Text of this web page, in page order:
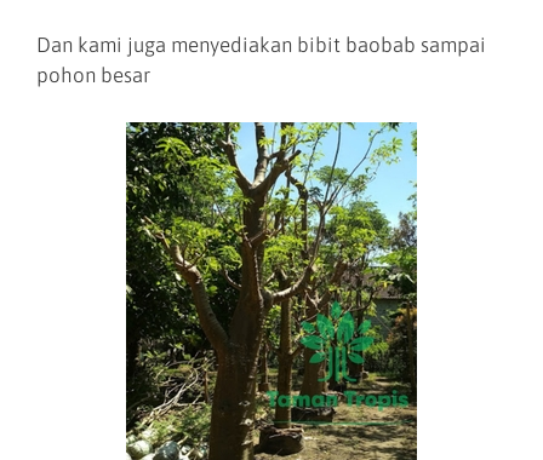
Dan kami juga menyediakan bibit baobab sampai
pohon besar